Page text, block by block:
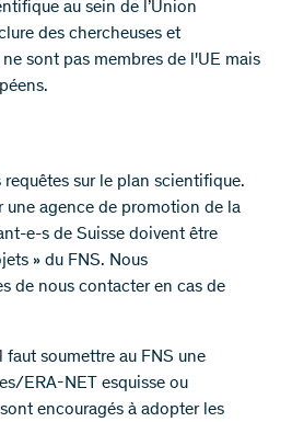
au sein de l’Union
des chercheuses et
sont pas membres de l'UE mais
sur le plan scientifique.
une agence de promotion de la
e-s de Suisse doivent être
» du FNS. Nous
de nous contacter en cas de
faut soumettre au FNS une
ERA-NET esquisse ou
encouragés à adopter les